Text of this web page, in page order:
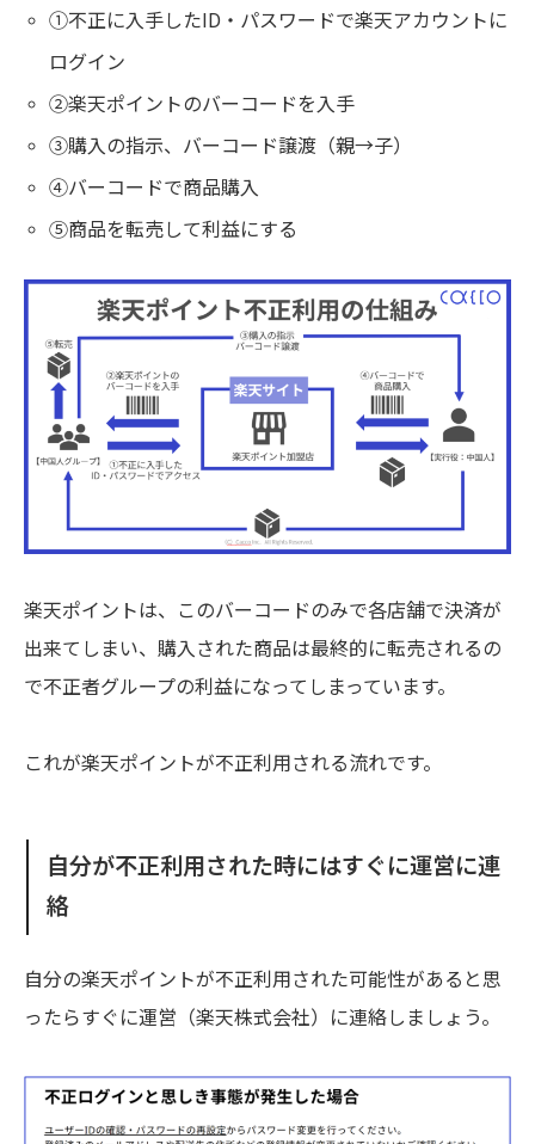
①不正に入手したID・パスワードで楽天アカウントに
ログイン
②楽天ポイントのバーコードを入手
③購入の指示、バーコード譲渡（親→子）
④バーコードで商品購入
⑤商品を転売して利益にする
楽天ポイントは、このバーコードのみで各店舗で決済が
出来てしまい、購入された商品は最終的に転売されるの
で不正者グループの利益になってしまっています。
これが楽天ポイントが不正利用される流れです。
自分が不正利用された時にはすぐに運営に連
絡
自分の楽天ポイントが不正利用された可能性があると思
ったらすぐに運営（楽天株式会社）に連絡しましょう。